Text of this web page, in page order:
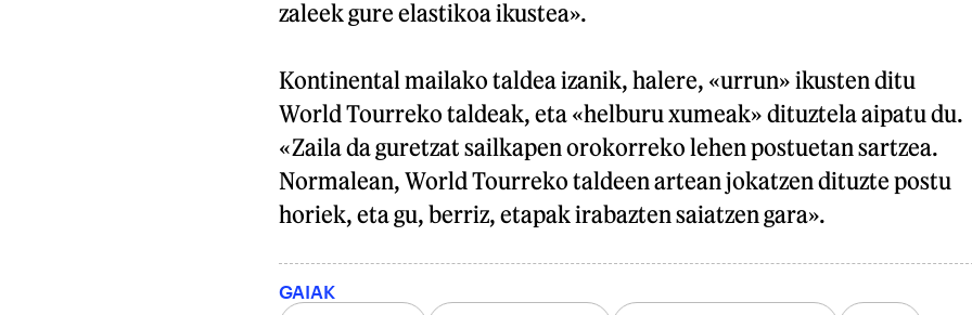
zaleek gure elastikoa ikustea».
Kontinental mailako taldea izanik, halere, «urrun» ikusten ditu
World Tourreko taldeak, eta «helburu xumeak» dituztela aipatu du.
«Zaila da guretzat sailkapen orokorreko lehen postuetan sartzea.
Normalean, World Tourreko taldeen artean jokatzen dituzte postu
horiek, eta gu, berriz, etapak irabazten saiatzen gara».
GAIAK